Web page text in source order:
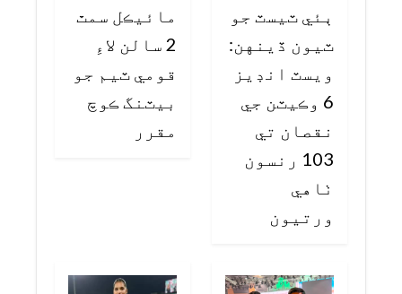
ٻئي ٽيسٽ جو
ٽيون ڏينهن:
ويسٽ انڊيز
6 وڪيٽن جي
نقصان تي
103 رنسون
ٺاهي
ورتيون
مائيڪل سمٿ
2 سالن لاءِ
قومي ٽيم جو
بيٽنگ ڪوچ
مقرر